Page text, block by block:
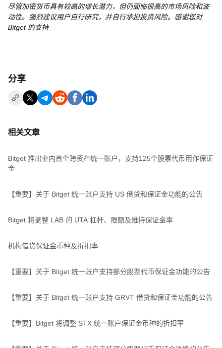
尽管加密货币具有较高的增长潜力，但仍面临很高的市场风险和波
动性。强烈建议用户自行研究，并自行承担投资风险。感谢您对
Bitget 的支持
分享
相关文章
Bitget 推出业内首个跨资产统一账户，支持125个股票代币用作保证
金
【重要】关于 Bitget 统一账户支持 US 借贷和保证金功能的公告
Bitget 将调整 LAB 的 UTA 杠杆、限额及维持保证金率
机构借贷保证金币种及折扣率
【重要】关于 Bitget 统一账户支持部分股票代币保证金功能的公告
【重要】关于 Bitget 统一账户支持 GRVT 借贷和保证金功能的公告
【重要】Bitget 将调整 STX 统一账户保证金币种的折扣率